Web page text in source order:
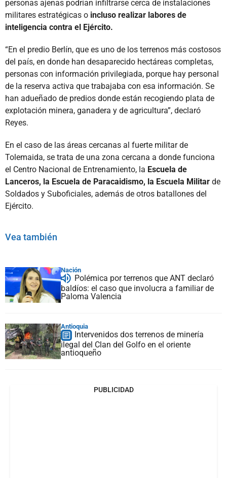
personas ajenas podrían infiltrarse cerca de instalaciones
militares estratégicas o incluso realizar labores de
inteligencia contra el Ejército.
“En el predio Berlín, que es uno de los terrenos más costosos
del país, en donde han desaparecido hectáreas completas,
personas con información privilegiada, porque hay personal
de la reserva activa que trabajaba con esa información. Se
han adueñado de predios donde están recogiendo plata de
explotación minera, ganadera y de agricultura”, declaró
Reyes.
En el caso de las áreas cercanas al fuerte militar de
Tolemaida, se trata de una zona cercana a donde funciona
el Centro Nacional de Entrenamiento, la Escuela de
Lanceros, la Escuela de Paracaidismo, la Escuela Militar de
Soldados y Suboficiales, además de otros batallones del
Ejército.
Vea también
Nación
Polémica por terrenos que ANT declaró
baldíos: el caso que involucra a familiar de
Paloma Valencia
Antioquia
Intervenidos dos terrenos de minería
ilegal del Clan del Golfo en el oriente
antioqueño
PUBLICIDAD